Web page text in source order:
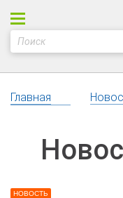
Главная
НОВОСТЬ